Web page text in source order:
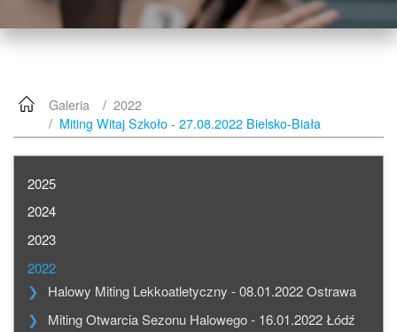
Galeria
2022
Miting Witaj Szkoło - 27.08.2022 Bielsko-Biała
2025
2024
2023
2022
Halowy Miting Lekkoatletyczny - 08.01.2022 Ostrawa
Miting Otwarcia Sezonu Halowego - 16.01.2022 Łódź